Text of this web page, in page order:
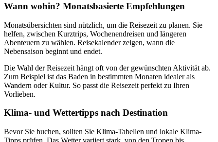
Wann wohin? Monatsbasierte Empfehlungen
Monatsübersichten sind nützlich, um die Reisezeit zu planen. Sie
helfen, zwischen Kurztrips, Wochenendreisen und längeren
Abenteuern zu wählen. Reisekalender zeigen, wann die
Nebensaison beginnt und endet.
Die Wahl der Reisezeit hängt oft von der gewünschten Aktivität ab.
Zum Beispiel ist das Baden in bestimmten Monaten idealer als
Wandern oder Kultur. So passt die Reisezeit perfekt zu Ihren
Vorlieben.
Klima- und Wettertipps nach Destination
Bevor Sie buchen, sollten Sie Klima-Tabellen und lokale Klima-
Tipps prüfen. Das Wetter variiert stark, von den Tropen bis